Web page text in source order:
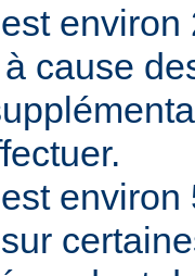
cause
environ